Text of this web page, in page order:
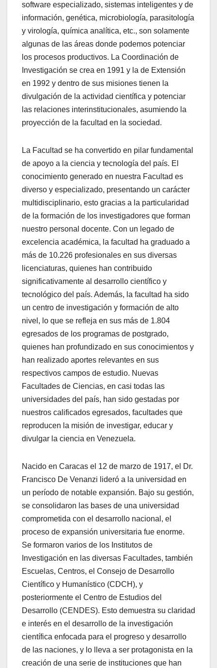
software especializado, sistemas inteligentes y de
información, genética, microbiología, parasitología
y virología, química analítica, etc., son solamente
algunas de las áreas donde podemos potenciar
los procesos productivos. La Coordinación de
Investigación se crea en 1991 y la de Extensión
en 1992 y dentro de sus misiones tienen la
divulgación de la actividad científica y potenciar
las relaciones interinstitucionales, asumiendo la
proyección de la facultad en la sociedad.
La Facultad se ha convertido en pilar fundamental
de apoyo a la ciencia y tecnología del país. El
conocimiento generado en nuestra Facultad es
diverso y especializado, presentando un carácter
multidisciplinario, esto gracias a la particularidad
de la formación de los investigadores que forman
nuestro personal docente. Con un legado de
excelencia académica, la facultad ha graduado a
más de 10.226 profesionales en sus diversas
licenciaturas, quienes han contribuido
significativamente al desarrollo científico y
tecnológico del país. Además, la facultad ha sido
un centro de investigación y formación de alto
nivel, lo que se refleja en sus más de 1.804
egresados de los programas de postgrado,
quienes han profundizado en sus conocimientos y
han realizado aportes relevantes en sus
respectivos campos de estudio. Nuevas
Facultades de Ciencias, en casi todas las
universidades del país, han sido gestadas por
nuestros calificados egresados, facultades que
reproducen la misión de investigar, educar y
divulgar la ciencia en Venezuela.
Nacido en Caracas el 12 de marzo de 1917, el Dr.
Francisco De Venanzi lideró a la universidad en
un período de notable expansión. Bajo su gestión,
se consolidaron las bases de una universidad
comprometida con el desarrollo nacional, el
proceso de expansión universitaria fue enorme.
Se formaron varios de los Institutos de
Investigación en las diversas Facultades, también
Escuelas, Centros, el Consejo de Desarrollo
Científico y Humanístico (CDCH), y
posteriormente el Centro de Estudios del
Desarrollo (CENDES). Esto demuestra su claridad
e interés en el desarrollo de la investigación
científica enfocada para el progreso y desarrollo
de las naciones, y lo lleva a ser protagonista en la
creación de una serie de instituciones que han